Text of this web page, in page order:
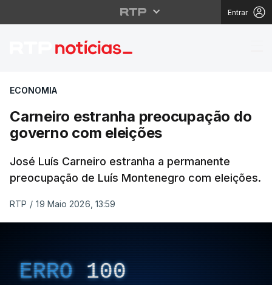
Entrar
Carneiro estranha
ECONOMIA
Carneiro estranha preocupação do
governo com eleições
José Luís Carneiro estranha a permanente
preocupação de Luís Montenegro com eleições.
RTP / 19 Maio 2026, 13:59
ERRO 100